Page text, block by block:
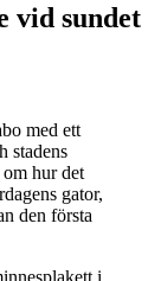
vid sundet
med ett
stadens
hur det
gator,
den första
i